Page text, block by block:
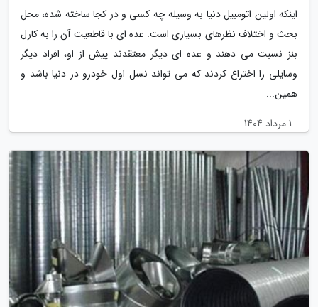
اینکه اولین اتومبیل دنیا به وسیله چه کسی و در کجا ساخته شده، محل
بحث و اختلاف نظرهای بسیاری است. عده ای با قاطعیت آن را به کارل
بنز نسبت می دهند و عده ای دیگر معتقدند پیش از او، افراد دیگر
وسایلی را اختراع کردند که می تواند نسل اول خودرو در دنیا باشد و
همین...
1 مرداد 1404